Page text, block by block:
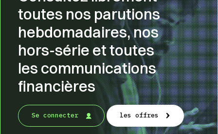
toutes nos parutions
hebdomadaires, nos
hors-série et toutes
les communications
financières
Se connecter les offres